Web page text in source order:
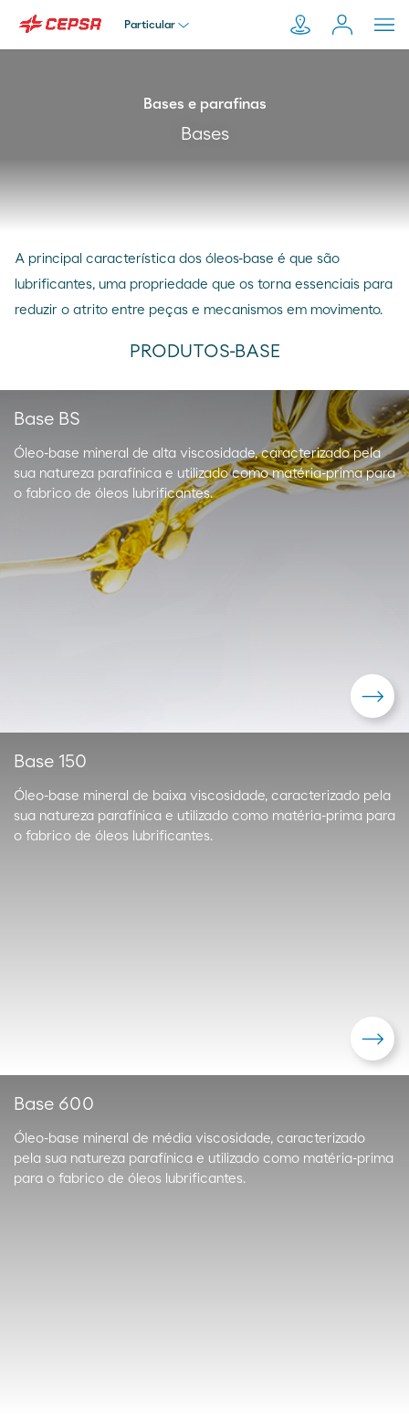
Particular
Transportador
Bases e parafinas
Bases
A principal característica dos óleos-base é que são
lubrificantes, uma propriedade que os torna essenciais para
reduzir o atrito entre peças e mecanismos em movimento.
PRODUTOS-BASE
Base BS
Óleo-base mineral de alta viscosidade, caracterizado pela
sua natureza parafínica e utilizado como matéria-prima para
o fabrico de óleos lubrificantes.
Base 150
Óleo-base mineral de baixa viscosidade, caracterizado pela
sua natureza parafínica e utilizado como matéria-prima para
o fabrico de óleos lubrificantes.
Base 600
Óleo-base mineral de média viscosidade, caracterizado
pela sua natureza parafínica e utilizado como matéria-prima
para o fabrico de óleos lubrificantes.